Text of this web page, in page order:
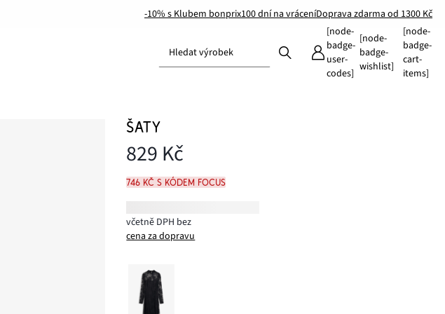
-10% s Klubem bonprix100 dní na vráceníDoprava zdarma od 1300 Kč
Hledat výrobek
[node-
badge-
user-
codes]
[node-
badge-
wishlist]
[node-
badge-
cart-
items]
ŠATY
829 Kč
746 Kč s kódem FOCUS
včetně DPH bez
cena za dopravu